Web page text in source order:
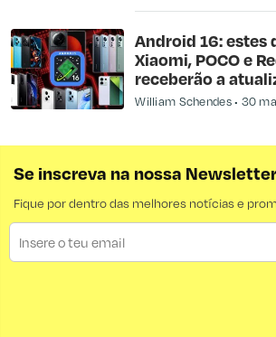
Android 16: estes
Xiaomi, POCO e
receberão a
William Schendes 30
Se inscreva na nossa
Fique por dentro das melhores notícias e